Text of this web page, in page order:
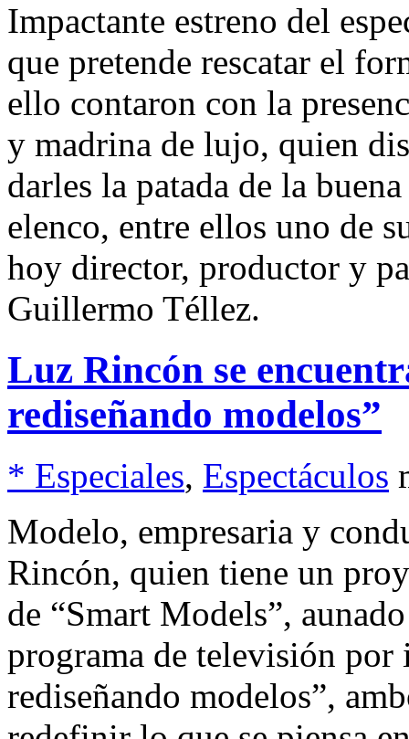
Impactante estreno del
que pretende rescatar el
ello contaron con la
y madrina de lujo, quien
darles la patada de la
elenco, entre ellos uno de
hoy director, productor y
Guillermo Téllez.
Luz Rincón se
rediseñando modelos”
* Especiales, Espectáculos
Modelo, empresaria y
Rincón, quien tiene un
de “Smart Models”,
programa de televisión por
rediseñando modelos”,